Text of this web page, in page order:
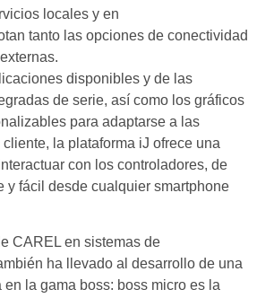
locales y en
tanto las opciones de conectividad
disponibles y de las
de serie, así como los gráficos
para adaptarse a las
la plataforma iJ ofrece una
con los controladores, de
y fácil desde cualquier smartphone
CAREL en sistemas de
ha llevado al desarrollo de una
en la gama boss: boss micro es la